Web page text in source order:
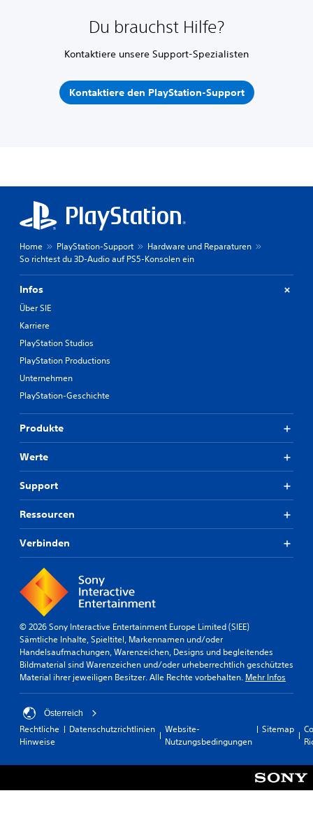
Du brauchst Hilfe?
Kontaktiere unsere Support-Spezialisten
Kontaktiere den PlayStation-Support
Home PlayStation-Support
Hardware und Reparaturen
So richtest du 3D-Audio auf PS5-Konsolen ein
Infos
Über SIE
Karriere
PlayStation Studios
PlayStation Productions
Unternehmen
PlayStation-Geschichte
Produkte
Werte
Support
Ressourcen
Verbinden
© 2026 Sony Interactive Entertainment Europe Limited (SIEE)
Sämtliche Inhalte, Spieltitel, Markennamen und/oder
Handelsaufmachungen, Warenzeichen, Designs und begleitendes
Bildmaterial sind Warenzeichen und/oder urheberrechtlich geschütztes
Material ihrer jeweiligen Besitzer. Alle Rechte vorbehalten. Mehr Infos
Österreich
Rechtliche
Hinweise
Datenschutzrichtlinien
Website-
Nutzungsbedingungen
Sitemap